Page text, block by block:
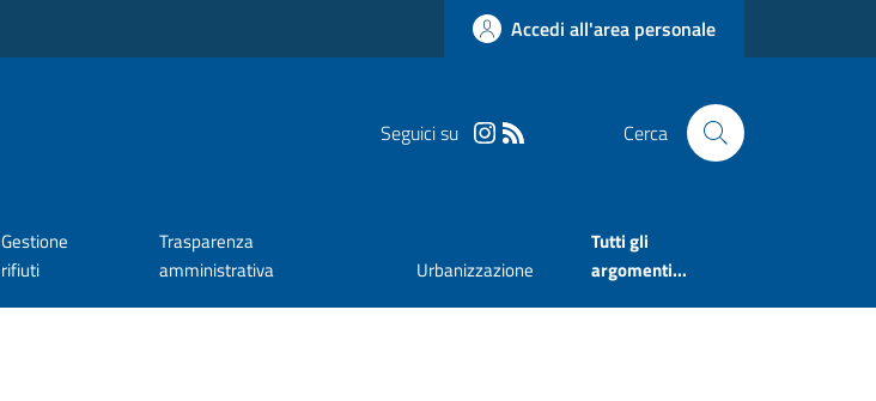
Accedi all'area personale
Seguici su Cerca
Gestione
rifiuti
Trasparenza
amministrativa
Urbanizzazione
Tutti gli
argomenti...